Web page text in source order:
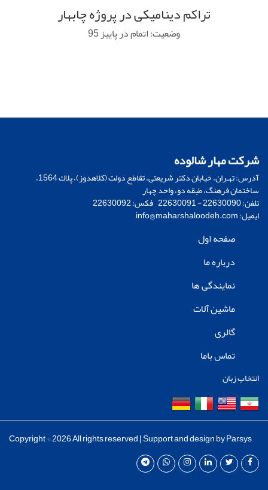
تراکم دینامیکی در پروژه چابهار
وضعیت: اتمام در پاییز 95
شرکت مهار شالوده
آدرس: تهـران، خيابان دكتر شريعتی، تقاطع دولت (كلاهدوز)، پلاك 1564،
ساختمان فرهنگ، طبقه دو، واحد چهار
تلفن: 22630090 - 22630091 فکس: 22630092
ایمیل:info@maharshaloodeh.com
صفحه اول
درباره ما
نمایندگی ها
ماشین آلات
گالری
تماس باما
انتخاب زبان
Copyright ©2026 All rights reserved | Support and design byParsys